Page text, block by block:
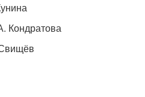
Кондратова